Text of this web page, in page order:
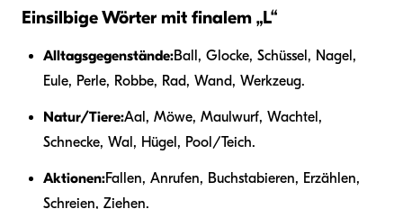
Einsilbige Wörter mit finalem „L“
Alltagsgegenstände:Ball, Glocke, Schüssel, Nagel,
Eule, Perle, Robbe, Rad, Wand, Werkzeug.
Natur/Tiere:Aal, Möwe, Maulwurf, Wachtel,
Schnecke, Wal, Hügel, Pool/Teich.
Aktionen:Fallen, Anrufen, Buchstabieren, Erzählen,
Schreien, Ziehen.